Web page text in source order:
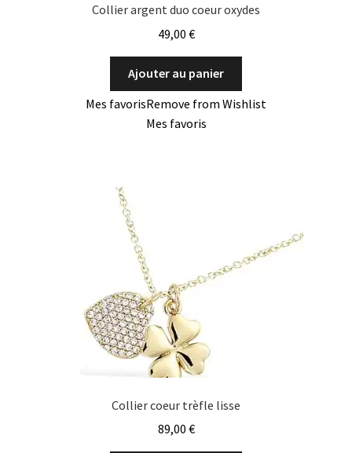
Collier argent duo coeur oxydes
49,00 €
Ajouter au panier
Mes favorisRemove from Wishlist
Mes favoris
Collier coeur trèfle lisse
89,00 €